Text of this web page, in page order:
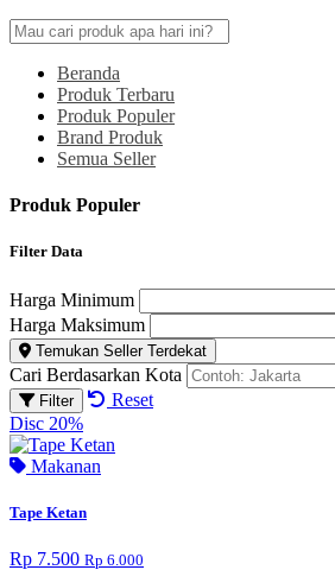
Beranda
Produk Terbaru
Produk Populer
Brand Produk
Semua Seller
Produk Populer
Filter Data
Harga Minimum
Harga Maksimum
Temukan Seller Terdekat
Cari Berdasarkan Kota
Filter
Reset
Disc 20%
Makanan
Tape Ketan
Rp 7.500 Rp 6.000